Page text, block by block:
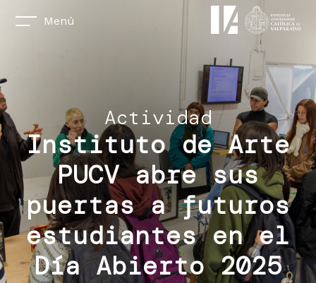
Menú
Actividad
Instituto de Arte
PUCV abre sus
puertas a futuros
estudiantes en el
Día Abierto 2025